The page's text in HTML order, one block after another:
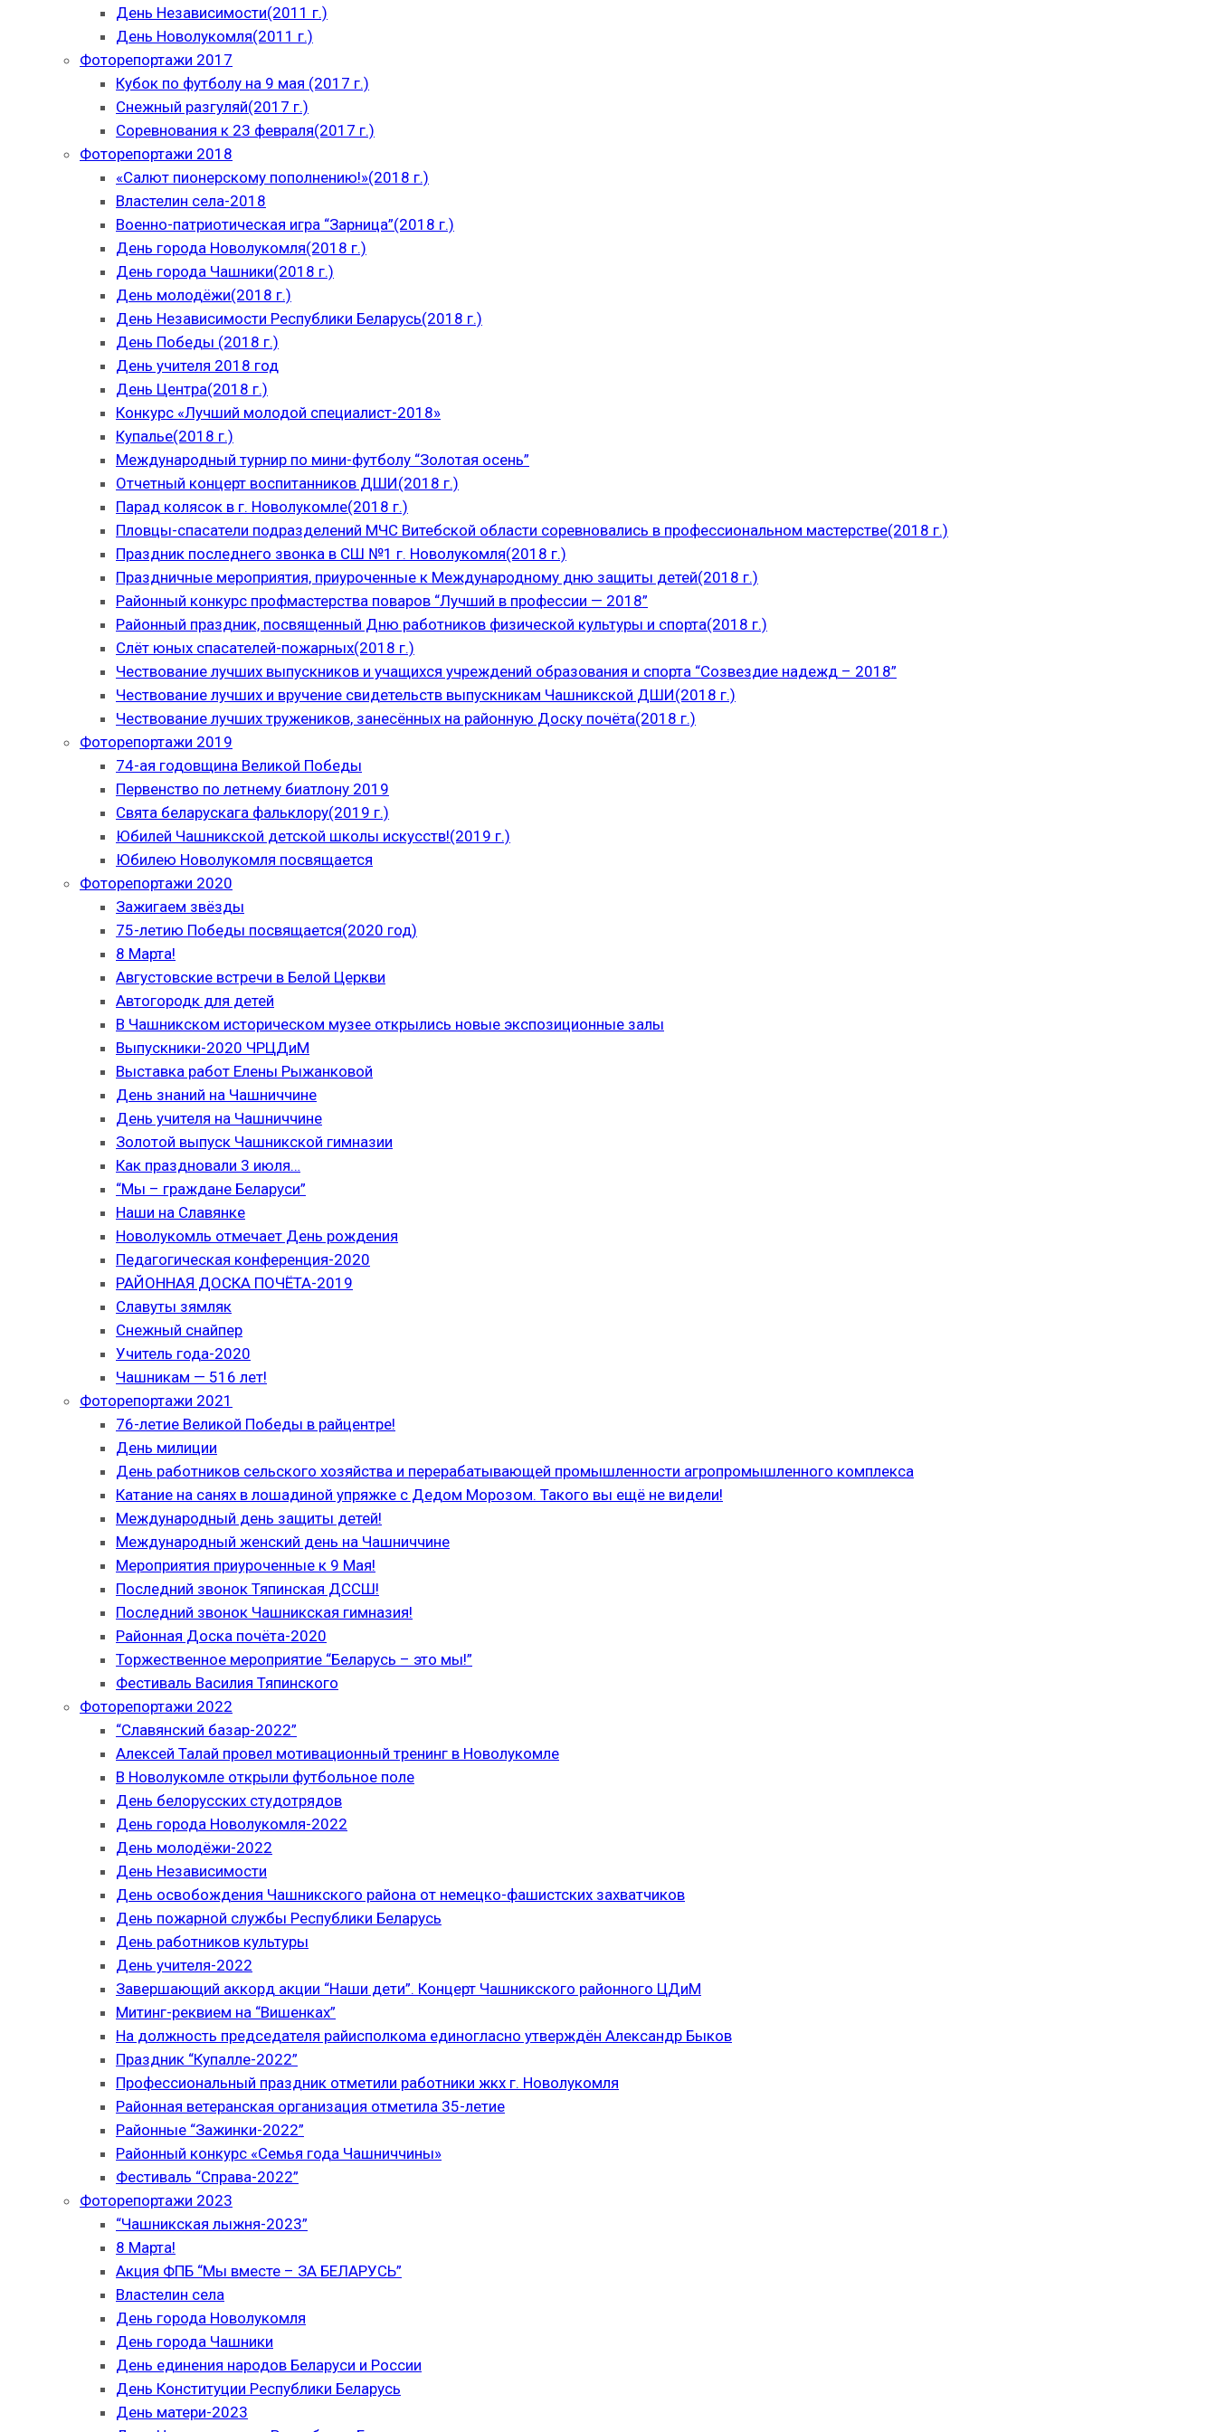
День Независимости(2011 г.)
День Новолукомля(2011 г.)
Фоторепортажи 2017
Кубок по футболу на 9 мая (2017 г.)
Снежный разгуляй(2017 г.)
Соревнования к 23 февраля(2017 г.)
Фоторепортажи 2018
«Салют пионерскому пополнению!»(2018 г.)
Властелин села-2018
Военно-патриотическая игра “Зарница”(2018 г.)
День города Новолукомля(2018 г.)
День города Чашники(2018 г.)
День молодёжи(2018 г.)
День Независимости Республики Беларусь(2018 г.)
День Победы (2018 г.)
День учителя 2018 год
День Центра(2018 г.)
Конкурс «Лучший молодой специалист-2018»
Купалье(2018 г.)
Международный турнир по мини-футболу “Золотая осень”
Отчетный концерт воспитанников ДШИ(2018 г.)
Парад колясок в г. Новолукомле(2018 г.)
Пловцы-спасатели подразделений МЧС Витебской области соревновались в профессиональном мастерстве(2018 г.)
Праздник последнего звонка в СШ №1 г. Новолукомля(2018 г.)
Праздничные мероприятия, приуроченные к Международному дню защиты детей(2018 г.)
Районный конкурс профмастерства поваров “Лучший в профессии — 2018”
Районный праздник, посвященный Дню работников физической культуры и спорта(2018 г.)
Слёт юных спасателей-пожарных(2018 г.)
Чествование лучших выпускников и учащихся учреждений образования и спорта “Созвездие надежд – 2018”
Чествование лучших и вручение свидетельств выпускникам Чашникской ДШИ(2018 г.)
Чествование лучших тружеников, занесённых на районную Доску почёта(2018 г.)
Фоторепортажи 2019
74-ая годовщина Великой Победы
Первенство по летнему биатлону 2019
Свята беларускага фальклору(2019 г.)
Юбилей Чашникской детской школы искусств!(2019 г.)
Юбилею Новолукомля посвящается
Фоторепортажи 2020
Зажигаем звёзды
75-летию Победы посвящается(2020 год)
8 Марта!
Августовские встречи в Белой Церкви
Автогородк для детей
В Чашникском историческом музее открылись новые экспозиционные залы
Выпускники-2020 ЧРЦДиМ
Выставка работ Елены Рыжанковой
День знаний на Чашниччине
День учителя на Чашниччине
Золотой выпуск Чашникской гимназии
Как праздновали 3 июля…
“Мы – граждане Беларуси”
Наши на Славянке
Новолукомль отмечает День рождения
Педагогическая конференция-2020
РАЙОННАЯ ДОСКА ПОЧЁТА-2019
Славуты зямляк
Снежный снайпер
Учитель года-2020
Чашникам — 516 лет!
Фоторепортажи 2021
76-летие Великой Победы в райцентре!
День милиции
День работников сельского хозяйства и перерабатывающей промышленности агропромышленного комплекса
Катание на санях в лошадиной упряжке с Дедом Морозом. Такого вы ещё не видели!
Международный день защиты детей!
Международный женский день на Чашниччине
Мероприятия приуроченные к 9 Мая!
Последний звонок Тяпинская ДССШ!
Последний звонок Чашникская гимназия!
Районная Доска почёта-2020
Торжественное мероприятие “Беларусь – это мы!”
Фестиваль Василия Тяпинского
Фоторепортажи 2022
“Славянский базар-2022”
Алексей Талай провел мотивационный тренинг в Новолукомле
В Новолукомле открыли футбольное поле
День белорусских студотрядов
День города Новолукомля-2022
День молодёжи-2022
День Независимости
День освобождения Чашникского района от немецко-фашистских захватчиков
День пожарной службы Республики Беларусь
День работников культуры
День учителя-2022
Завершающий аккорд акции “Наши дети”. Концерт Чашникского районного ЦДиМ
Митинг-реквием на “Вишенках”
На должность председателя райисполкома единогласно утверждён Александр Быков
Праздник “Купалле-2022”
Профессиональный праздник отметили работники жкх г. Новолукомля
Районная ветеранская организация отметила 35-летие
Районные “Зажинки-2022”
Районный конкурс «Семья года Чашниччины»
Фестиваль “Справа-2022”
Фоторепортажи 2023
“Чашникская лыжня-2023”
8 Марта!
Акция ФПБ “Мы вместе – ЗА БЕЛАРУСЬ”
Властелин села
День города Новолукомля
День города Чашники
День единения народов Беларуси и России
День Конституции Республики Беларусь
День матери-2023